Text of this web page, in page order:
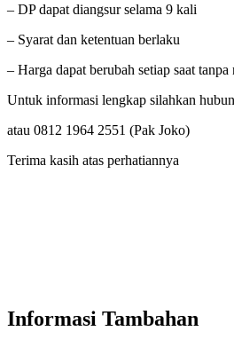
– DP dapat diangsur selama 9 kali
– Syarat dan ketentuan berlaku
– Harga dapat berubah setiap saat
Untuk informasi lengkap silahkan
atau 0812 1964 2551 (Pak Joko)
Terima kasih atas perhatiannya
Informasi Tambahan